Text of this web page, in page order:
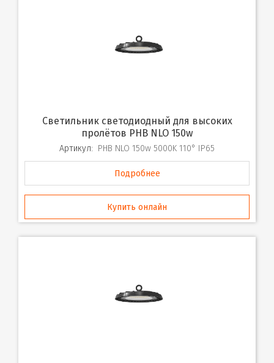
Светильник светодиодный для высоких
пролётов PHB NLO 150w
Артикул: PHB NLO 150w 5000K 110° IP65
Подробнее
Купить онлайн